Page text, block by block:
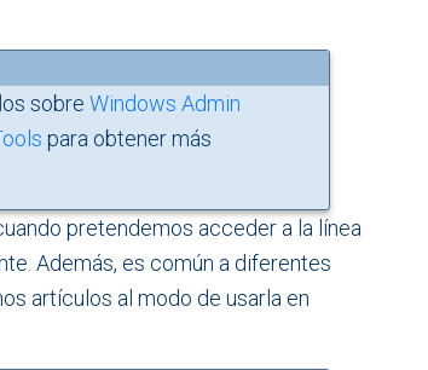
sobre Windows Admin
para obtener más
pretendemos acceder a la línea
Además, es común a diferentes
artículos al modo de usarla en